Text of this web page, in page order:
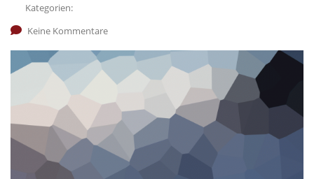
Kategorien:
Keine Kommentare